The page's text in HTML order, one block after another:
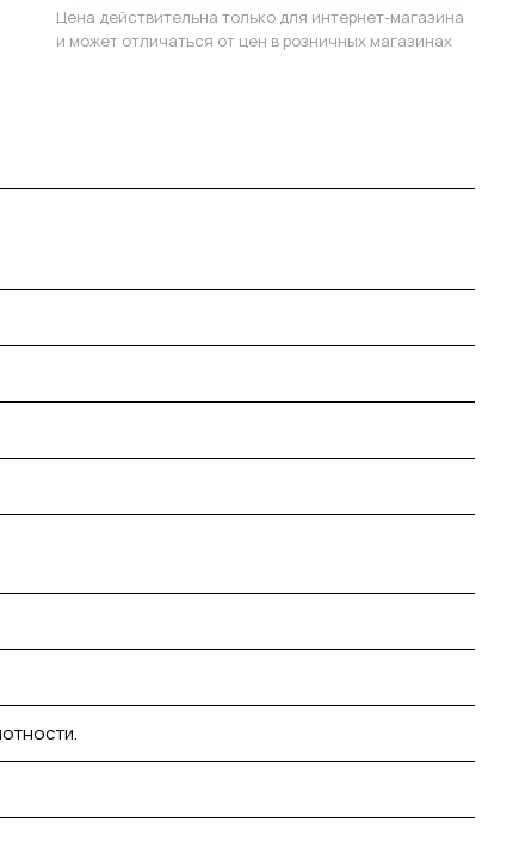
Цена действительна только для интернет-магазина
и может отличаться от цен в розничных магазинах